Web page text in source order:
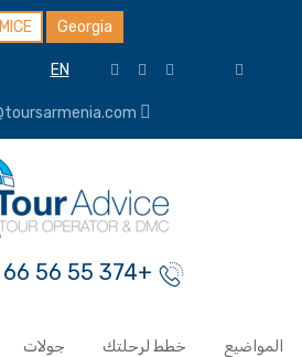
MICE Georgia
EN
+374 55 56 66 56
جولات خطط لرحلتك المواضيع